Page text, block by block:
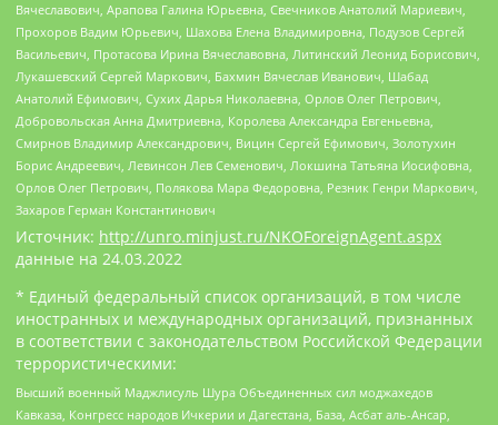
Вячеславович, Арапова Галина Юрьевна, Свечников Анатолий Мариевич,
Прохоров Вадим Юрьевич, Шахова Елена Владимировна, Подузов Сергей
Васильевич, Протасова Ирина Вячеславовна, Литинский Леонид Борисович,
Лукашевский Сергей Маркович, Бахмин Вячеслав Иванович, Шабад
Анатолий Ефимович, Сухих Дарья Николаевна, Орлов Олег Петрович,
Добровольская Анна Дмитриевна, Королева Александра Евгеньевна,
Смирнов Владимир Александрович, Вицин Сергей Ефимович, Золотухин
Борис Андреевич, Левинсон Лев Семенович, Локшина Татьяна Иосифовна,
Орлов Олег Петрович, Полякова Мара Федоровна, Резник Генри Маркович,
Захаров Герман Константинович
Источник: http://unro.minjust.ru/NKOForeignAgent.aspx
данные на 24.03.2022
* Единый федеральный список организаций, в том числе
иностранных и международных организаций, признанных
в соответствии с законодательством Российской Федерации
террористическими:
Высший военный Маджлисуль Шура Объединенных сил моджахедов
Кавказа, Конгресс народов Ичкерии и Дагестана, База, Асбат аль-Ансар,